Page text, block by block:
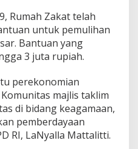
Rumah Zakat telah
untuk pemulihan
Bantuan yang
3 juta rupiah.
perekonomian
majlis taklim
di bidang keagamaan,
pemberdayaan
RI, LaNyalla Mattalitti.